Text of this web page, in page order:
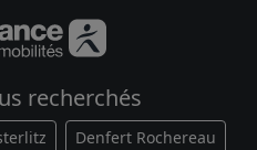
recherchés
Denfert Rochereau